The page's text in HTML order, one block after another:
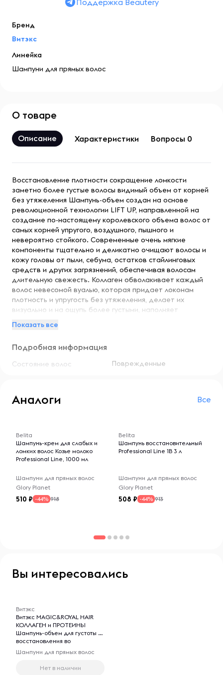
Поддержка Beautery
Бренд
Витэкс
Линейка
Шампуни для прямых волос
О товаре
Описание Характеристики Вопросы 0
Восстановление плотности сокращение ломкости
заметно более густые волосы видимый объем от корней
без утяжеления Шампунь-объем создан на основе
революционной технологии LIFT UP, направленной на
создание по-настоящему королевского объема волос от
самых корней упругого, воздушного, пышного и
невероятно стойкого. Современные очень мягкие
компоненты тщательно и деликатно очищают волосы и
кожу головы от пыли, себума, остатков стайлинговых
средств и других загрязнений, обеспечивая волосам
длительную свежесть. Коллаген обволакивает каждый
волос невесомой вуалью, которая придает локонам
плотность и упругость без утяжеления, делает их
визуально и на ощупь более густыми, наполняет
кашемира, шелка и кератина восстанавливает волосы
всей глубине волос, запаивает секущиеся кончики,
придает волосам яркий глянцевый блеск. Результат:
заметно более густые, плотные, ухоженные волосы,
Показать все
Подробная информация
Состояние волос Поврежденные
Аналоги Все
Belita
Шампунь-крем для слабых и
ломких волос Козье молоко
Professional Line, 1000 мл
Шампуни для прямых волос
Glory Planet
510 -44% 918
Belita
Шампунь восстановительный
Professional Line 1В 3 л
Шампуни для прямых волос
Glory Planet
508 -44% 913
Вы интересовались
Витэкс
Витэкс MAGIC&ROYAL HAIR
КОЛЛАГЕН и ПРОТЕИНЫ
Шампунь-объем для густоты и
восстановления во
Шампуни для прямых волос
Нет в наличии